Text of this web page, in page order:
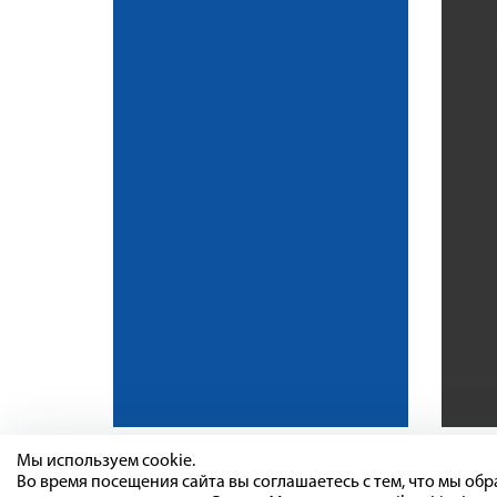
Мы используем cookie.
Во время посещения сайта вы соглашаетесь с тем, что мы